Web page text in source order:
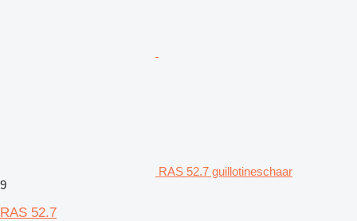
RAS 52.7 guillotineschaar
9
RAS 52.7